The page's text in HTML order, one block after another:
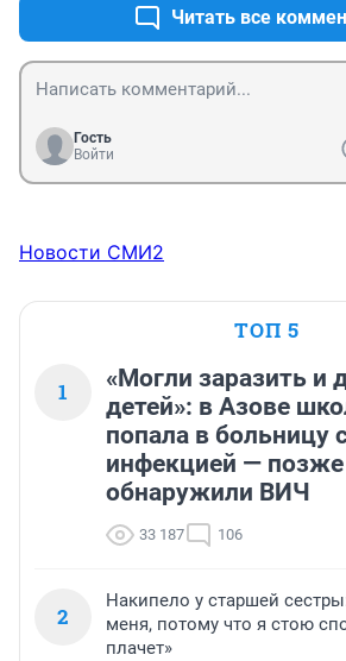
Читать все
Гость
Войти
Новости СМИ2
ТОП 5
1
«Могли заразить и
детей»: в Азове
попала в больницу
инфекцией — позже
обнаружили ВИЧ
33 187 106
2
Накипело у старшей
меня, потому что я стою
плачет»